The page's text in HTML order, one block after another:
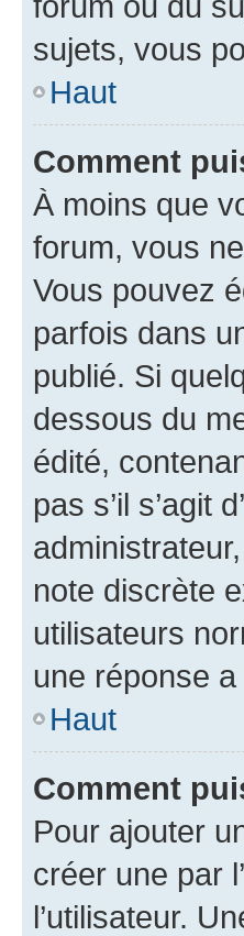
sujets, vous
Haut
Comment
À moins que
forum, vous
Vous pouvez
parfois dans
publié. Si
dessous du
édité,
pas s’il s’agit
note discrète
utilisateurs
une réponse
Haut
Comment
Pour ajouter
créer une par
l’utilisateur.